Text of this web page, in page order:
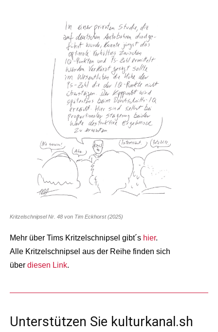
Kritzelschnipsel Nr. 48 von Tim Eckhorst (2025)
Mehr über Tims Kritzelschnipsel gibt´s hier.
Alle Kritzelschnipsel aus der Reihe finden sich
über diesen Link.
Unterstützen Sie kulturkanal.sh